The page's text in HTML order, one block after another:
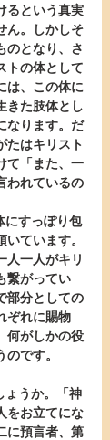
るという真実
ん。しかしそ
のとなり、さ
トの体として
は、この体に
きた肢体とし
なります。だ
たはキリスト
て「また、一
われているの
ています。
人一人がキリ
繋がってい
部分としての
ぞれに賜物
何がしかの役
です。
をお立てにな
に預言者、第